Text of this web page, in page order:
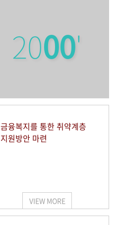
2000'
금융복지를 통한 취약계층
지원방안 마련
VIEW MORE